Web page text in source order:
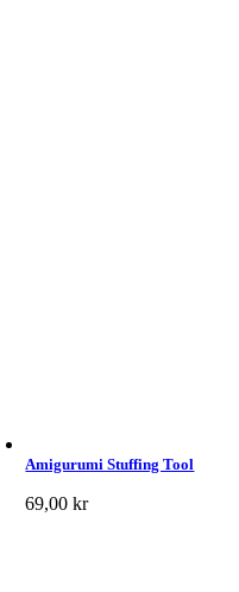
Amigurumi Stuffing Tool
69,00kr